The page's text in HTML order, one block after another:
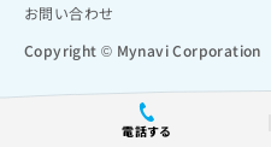
電話する
お問い合わせ
Copyright © Mynavi Corporation